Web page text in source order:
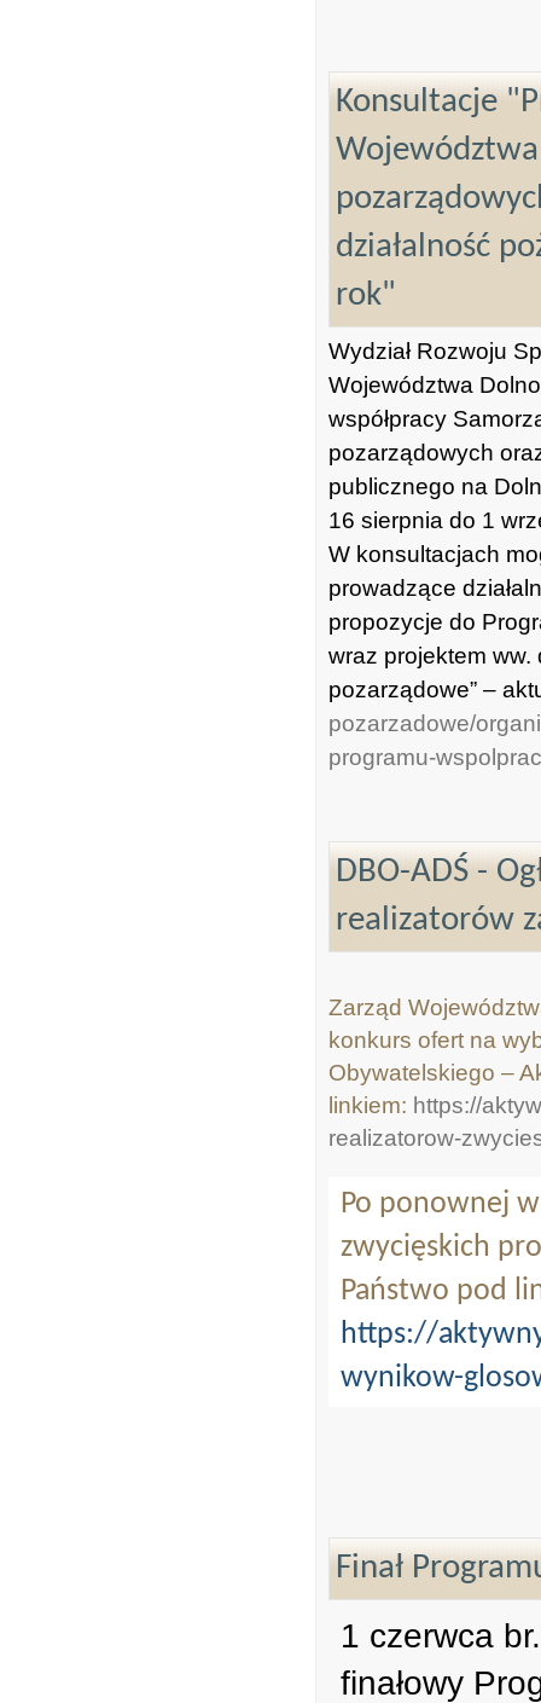
Konsultacje
działalność
rok"
Wydział Rozwoju
Województwa
współpracy
pozarządowych
publicznego na
16 sierpnia do 1
W konsultacjach
prowadzące
propozycje do
wraz projektem ww.
pozarządowe” –
pozarzadowe/
programu-
DBO-ADŚ -
realizatorów
Zarząd
konkurs ofert na
Obywatelskiego –
linkiem: https://
realizatorow-
Po ponownej
zwycięskich
Państwo pod
https://
wynikow-
Finał
1 czerwca
finałowy